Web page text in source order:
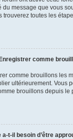
du message que vous
trouverez toutes les
comme
comme brouillons les
ultérieurement. Vous
brouillons depuis le
t-il besoin d’être